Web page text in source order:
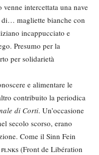
intercettata una nave
di… magliette bianche con
incappucciato e
Presumo per la
per solidarietà
e alimentare le
contribuito la periodica
di Corti. Un’occasione
secolo scorso, erano
Come il Sinn Fein
flnks (Front de Libération